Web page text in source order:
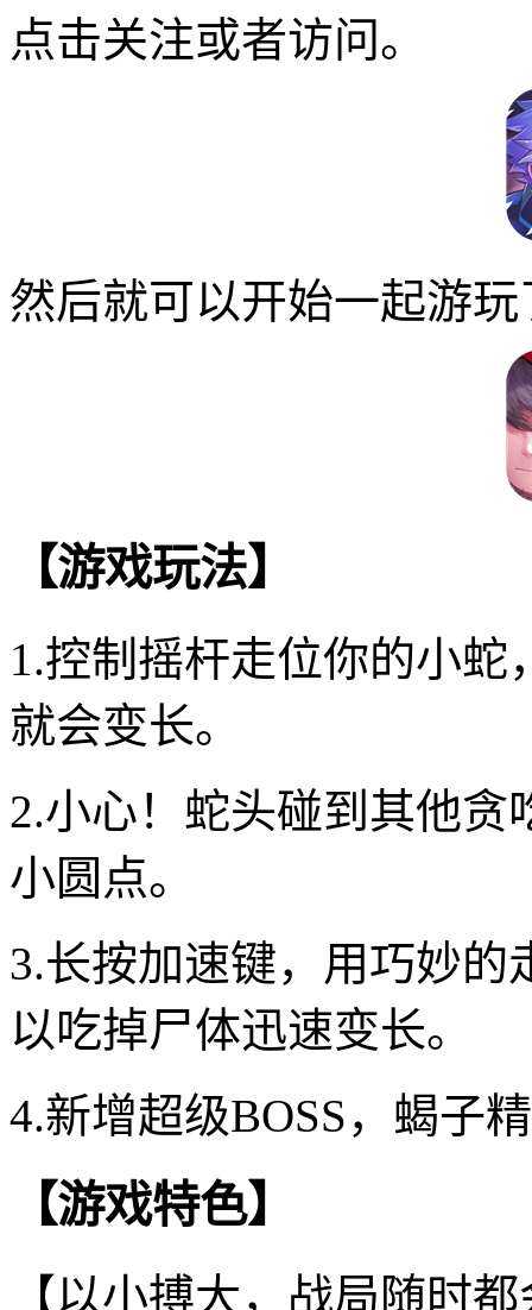
点击关注或者访问。
然后就可以开始一起游玩
【游戏玩法】
1.控制摇杆走位你的小
就会变长。
2.小心！蛇头碰到其他
小圆点。
3.长按加速键，用巧妙
以吃掉尸体迅速变长。
4.新增超级BOSS，蝎子
【游戏特色】
【以小搏大，战局随时